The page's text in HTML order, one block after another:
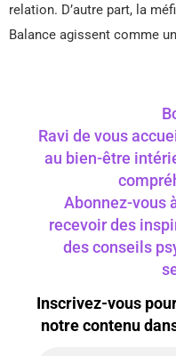
relation. D’autre part, la
Balance agissent comme
Ravi de vous
au bien-être
Abonnez-vous
recevoir des
des conseils
Inscrivez-vous
notre contenu